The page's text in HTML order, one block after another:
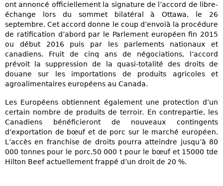
ont annoncé officiellement la signature de l’accord de libre-
échange lors du sommet bilatéral à Ottawa, le 26
septembre. Cet accord donne le coup d’envoià la procédure
de ratification d’abord par le Parlement européen fin 2015
ou début 2016 puis par les parlements nationaux et
canadiens. Fruit de cinq ans de négociations, l’accord
prévoit la suppression de la quasi-totalité des droits de
douane sur les importations de produits agricoles et
agroalimentaires européens au Canada.
Les Européens obtiennent également une protection d’un
certain nombre de produits de terroir. En contrepartie, les
Canadiens bénéficieront de nouveaux contingents
d’exportation de bœuf et de porc sur le marché européen.
L’accès en franchise de droits pourra atteindre jusqu’à 80
000 tonnes pour le porc,50 000 t pour le bœuf et 15000 tde
Hilton Beef actuellement frappé d’un droit de 20 %.